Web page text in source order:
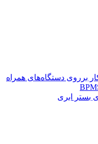
برروی دستگاه‌های همراه
بستر ابری